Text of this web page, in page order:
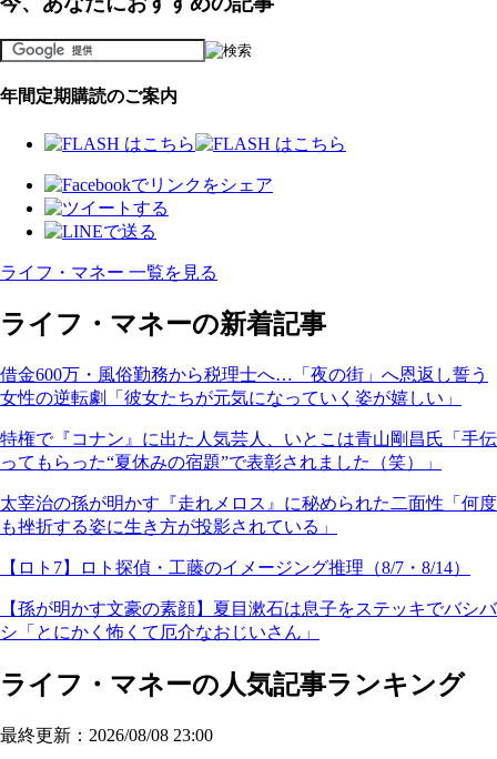
年間定期購読のご案内
ライフ・マネー 一覧を見る
ライフ・マネーの新着記事
借金600万・風俗勤務から税理士へ…「夜の街」へ恩返し誓う
女性の逆転劇「彼女たちが元気になっていく姿が嬉しい」
特権で『コナン』に出た人気芸人、いとこは青山剛昌氏「手伝
ってもらった“夏休みの宿題”で表彰されました（笑）」
太宰治の孫が明かす『走れメロス』に秘められた二面性「何度
も挫折する姿に生き方が投影されている」
【ロト7】ロト探偵・工藤のイメージング推理（8/7・8/14）
【孫が明かす文豪の素顔】夏目漱石は息子をステッキでバシバ
シ「とにかく怖くて厄介なおじいさん」
ライフ・マネーの人気記事ランキング
最終更新：2026/08/08 23:00